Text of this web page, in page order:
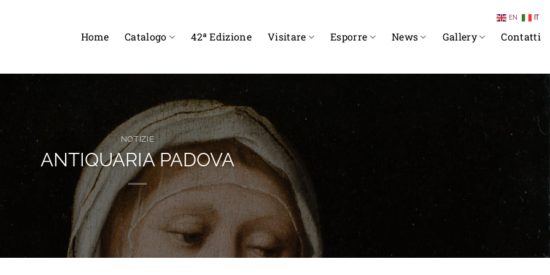
Home Catalogo 42ª Edizione Visitare Esporre News Gallery Contatti
NOTIZIE
ANTIQUARIA PADOVA
EN IT